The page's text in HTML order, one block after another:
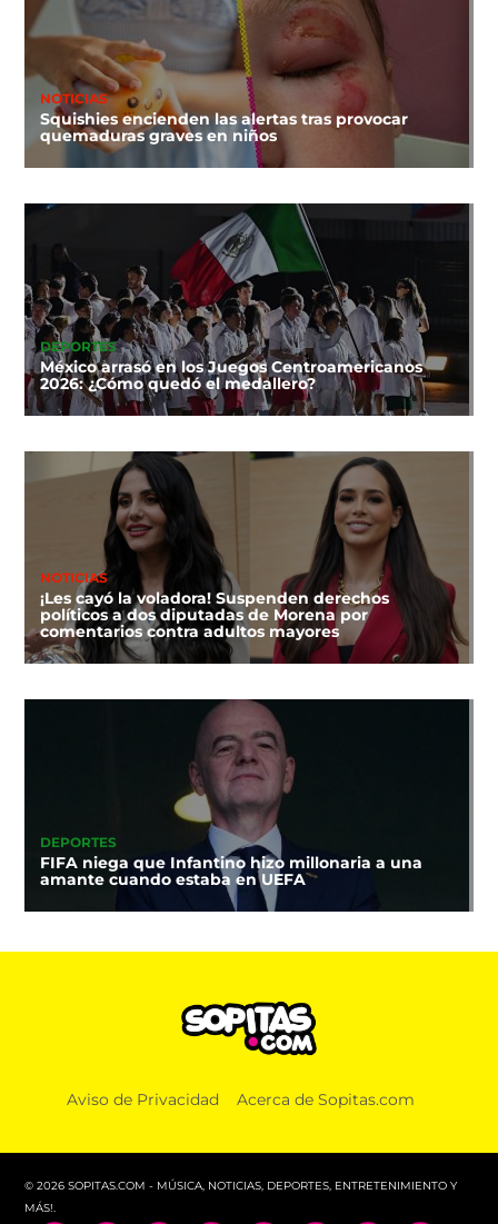
NOTICIAS
Squishies encienden las alertas tras provocar
quemaduras graves en niños
DEPORTES
México arrasó en los Juegos Centroamericanos
2026: ¿Cómo quedó el medallero?
NOTICIAS
¡Les cayó la voladora! Suspenden derechos
políticos a dos diputadas de Morena por
comentarios contra adultos mayores
DEPORTES
FIFA niega que Infantino hizo millonaria a una
amante cuando estaba en UEFA
Aviso de Privacidad Acerca de Sopitas.com
© 2026 SOPITAS.COM - MÚSICA, NOTICIAS, DEPORTES, ENTRETENIMIENTO Y
MÁS!.